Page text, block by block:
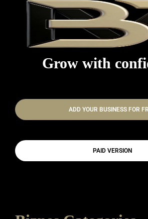
Grow with
PAID VERSION